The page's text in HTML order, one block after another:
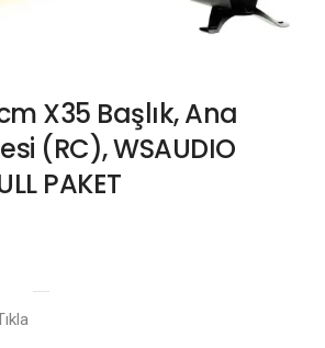
X35 Başlık, Ana
(RC), WSAUDIO
PAKET